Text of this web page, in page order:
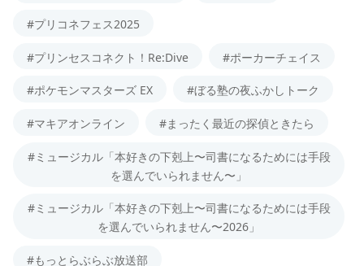
#プリコネフェス2025
#プリンセスコネクト！Re:Dive #ポーカーチェイス
#ポケモンマスターズ EX #ぼる塾の夜ふかしトーク
#マキアオンライン #まったく最近の探偵ときたら
#ミュージカル「本好きの下剋上〜司書になるためには手段
を選んでいられません〜」
#ミュージカル「本好きの下剋上〜司書になるためには手段
を選んでいられません〜2026」
#もっとらぶらぶ放送部